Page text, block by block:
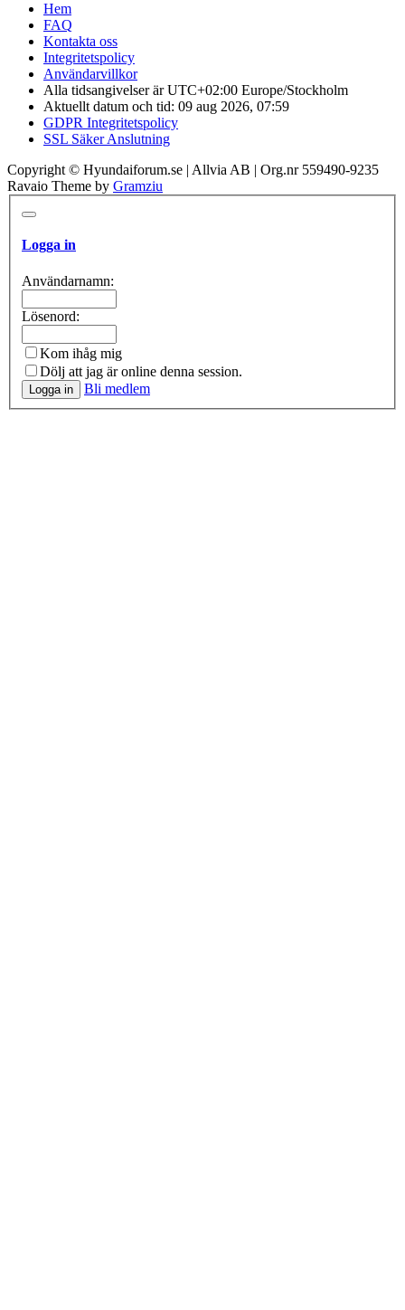
Hem
FAQ
Kontakta oss
Integritetspolicy
Användarvillkor
Alla tidsangivelser är UTC+02:00 Europe/Stockholm
Aktuellt datum och tid: 09 aug 2026, 07:59
GDPR Integritetspolicy
SSL Säker Anslutning
Copyright © Hyundaiforum.se | Allvia AB | Org.nr 559490-9235
Ravaio Theme by Gramziu
Logga in
Användarnamn:
Lösenord:
Kom ihåg mig
Dölj att jag är online denna session.
Bli medlem